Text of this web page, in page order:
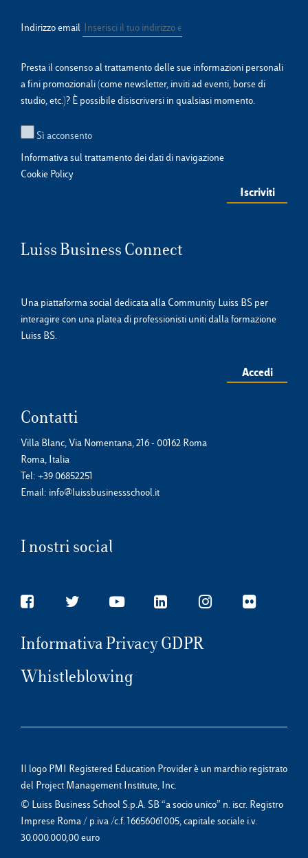
Indirizzo email
Presta il consenso al trattamento delle sue informazioni personali
a fini promozionali (come newsletter, inviti ad eventi, borse di
studio, etc.)? È possibile disiscriversi in qualsiasi momento.
Sì acconsento
Informativa sul trattamento dei dati di navigazione
Cookie Policy
Luiss Business Connect
Una piattaforma social dedicata alla Community Luiss BS per
interagire con una platea di professionisti uniti dalla formazione
Luiss BS.
Accedi
Contatti
Villa Blanc, Via Nomentana, 216 - 00162 Roma
Roma, Italia
Tel: +39 06852251
Email: info@luissbusinessschool.it
I nostri social
Informativa Privacy GDPR
Whistleblowing
Il logo PMI Registered Education Provider è un marchio registrato
del Project Management Institute, Inc.
© Luiss Business School S.p.A. SB “a socio unico” n. iscr. Registro
Imprese Roma / p.iva /c.f. 16656061005, capitale sociale i.v.
30.000.000,00 euro